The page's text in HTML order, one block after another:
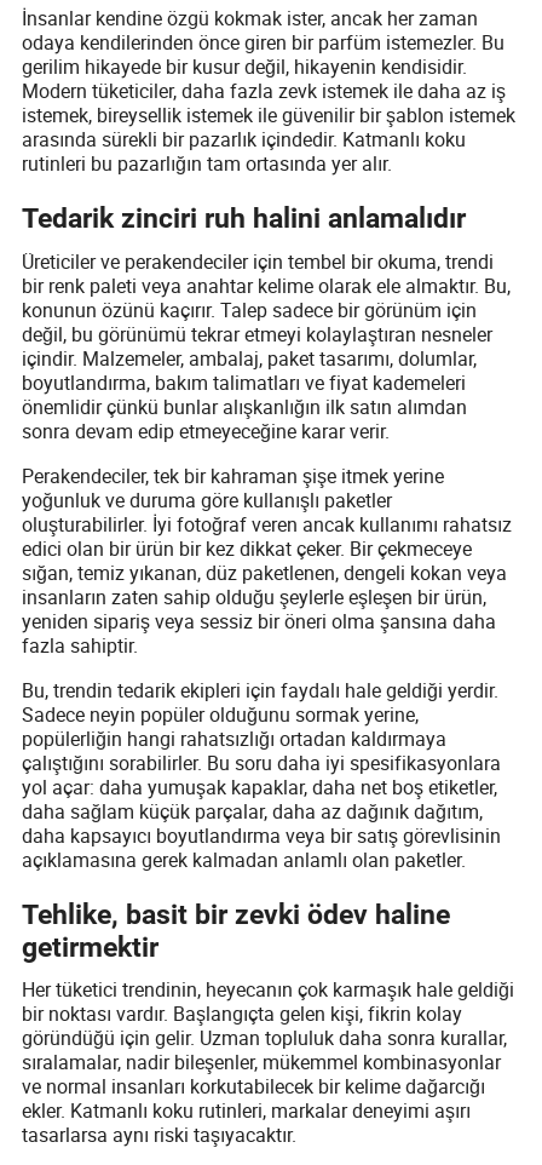
İnsanlar kendine özgü kokmak ister, ancak her zaman
odaya kendilerinden önce giren bir parfüm istemezler. Bu
gerilim hikayede bir kusur değil, hikayenin kendisidir.
Modern tüketiciler, daha fazla zevk istemek ile daha az iş
istemek, bireysellik istemek ile güvenilir bir şablon istemek
arasında sürekli bir pazarlık içindedir. Katmanlı koku
rutinleri bu pazarlığın tam ortasında yer alır.
Tedarik zinciri ruh halini anlamalıdır
Üreticiler ve perakendeciler için tembel bir okuma, trendi
bir renk paleti veya anahtar kelime olarak ele almaktır. Bu,
konunun özünü kaçırır. Talep sadece bir görünüm için
değil, bu görünümü tekrar etmeyi kolaylaştıran nesneler
içindir. Malzemeler, ambalaj, paket tasarımı, dolumlar,
boyutlandırma, bakım talimatları ve fiyat kademeleri
önemlidir çünkü bunlar alışkanlığın ilk satın alımdan
sonra devam edip etmeyeceğine karar verir.
Perakendeciler, tek bir kahraman şişe itmek yerine
yoğunluk ve duruma göre kullanışlı paketler
oluşturabilirler. İyi fotoğraf veren ancak kullanımı rahatsız
edici olan bir ürün bir kez dikkat çeker. Bir çekmeceye
sığan, temiz yıkanan, düz paketlenen, dengeli kokan veya
insanların zaten sahip olduğu şeylerle eşleşen bir ürün,
yeniden sipariş veya sessiz bir öneri olma şansına daha
fazla sahiptir.
Bu, trendin tedarik ekipleri için faydalı hale geldiği yerdir.
Sadece neyin popüler olduğunu sormak yerine,
popülerliğin hangi rahatsızlığı ortadan kaldırmaya
çalıştığını sorabilirler. Bu soru daha iyi spesifikasyonlara
yol açar: daha yumuşak kapaklar, daha net boş etiketler,
daha sağlam küçük parçalar, daha az dağınık dağıtım,
daha kapsayıcı boyutlandırma veya bir satış görevlisinin
açıklamasına gerek kalmadan anlamlı olan paketler.
Tehlike, basit bir zevki ödev haline
getirmektir
Her tüketici trendinin, heyecanın çok karmaşık hale geldiği
bir noktası vardır. Başlangıçta gelen kişi, fikrin kolay
göründüğü için gelir. Uzman topluluk daha sonra kurallar,
sıralamalar, nadir bileşenler, mükemmel kombinasyonlar
ve normal insanları korkutabilecek bir kelime dağarcığı
ekler. Katmanlı koku rutinleri, markalar deneyimi aşırı
tasarlarsa aynı riski taşıyacaktır.